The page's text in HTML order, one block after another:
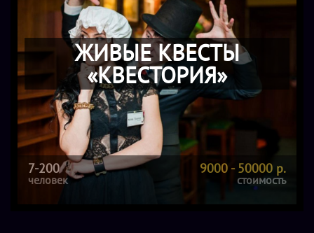
ЖИВЫЕ КВЕСТЫ
«КВЕСТОРИЯ»
7-200
человек
9000 - 50000 р.
стоимость